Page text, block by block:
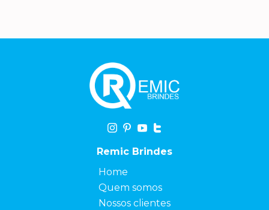
Remic Brindes
Home
Quem somos
Nossos clientes